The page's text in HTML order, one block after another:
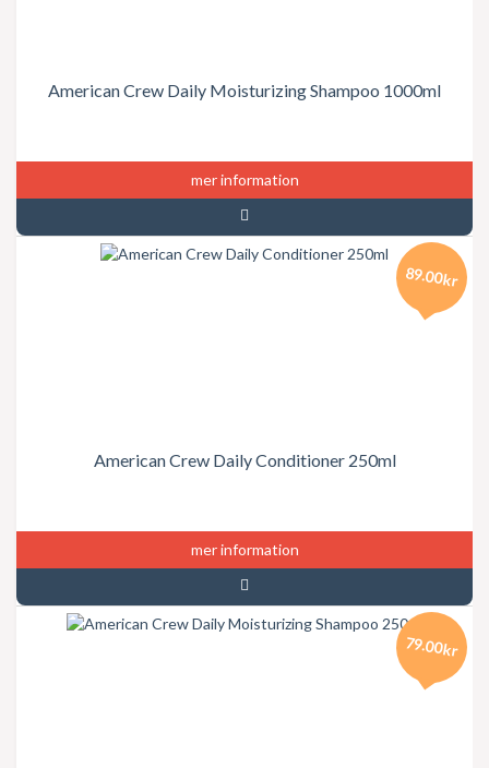
American Crew Daily Moisturizing Shampoo 1000ml
mer information
American Crew Daily Conditioner 250ml
89.00kr
mer information
79.00kr